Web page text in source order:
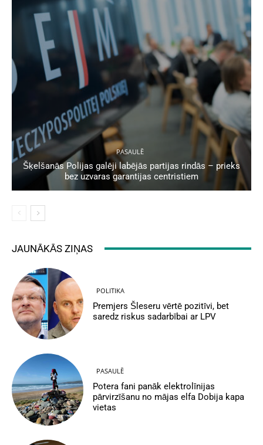
PASAULĒ
Šķelšanās Polijas galēji labējās partijas rindās – prieks
bez uzvaras garantijas centristiem
JAUNĀKĀS ZIŅAS
POLITIKA
Premjers Šleseru vērtē pozitīvi, bet
saredz riskus sadarbībai ar LPV
PASAULĒ
Potera fani panāk elektrolīnijas
pārvirzīšanu no mājas elfa Dobija kapa
vietas